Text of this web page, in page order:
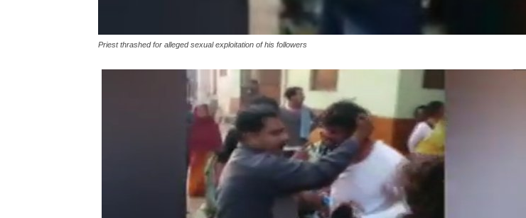
Priest thrashed for alleged sexual exploitation of his followers